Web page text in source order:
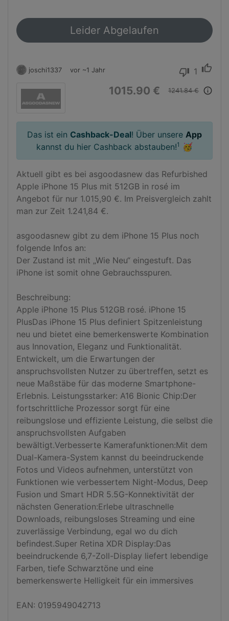
Leider Abgelaufen
joschi1337 vor ~1 Jahr thumb_down 1 thumb_up
1015.90 € 1241.84 € info_outline
Das ist ein Cashback-Deal! Über unsere App
kannst du hier Cashback abstauben!1 🥳
Aktuell gibt es bei asgoodasnew das Refurbished
Apple iPhone 15 Plus mit 512GB in rosé im
Angebot für nur 1.015,90 €. Im Preisvergleich zahlt
man zur Zeit 1.241,84 €.
asgoodasnew gibt zu dem iPhone 15 Plus noch
folgende Infos an:
Der Zustand ist mit „Wie Neu“ eingestuft. Das
iPhone ist somit ohne Gebrauchsspuren.
Beschreibung:
Apple iPhone 15 Plus 512GB rosé. iPhone 15
PlusDas iPhone 15 Plus definiert Spitzenleistung
neu und bietet eine bemerkenswerte Kombination
aus Innovation, Eleganz und Funktionalität.
Entwickelt, um die Erwartungen der
anspruchsvollsten Nutzer zu übertreffen, setzt es
neue Maßstäbe für das moderne Smartphone-
Erlebnis. Leistungsstarker: A16 Bionic Chip:Der
fortschrittliche Prozessor sorgt für eine
reibungslose und effiziente Leistung, die selbst die
anspruchsvollsten Aufgaben
bewältigt.Verbesserte Kamerafunktionen:Mit dem
Dual-Kamera-System kannst du beeindruckende
Fotos und Videos aufnehmen, unterstützt von
Funktionen wie verbessertem Night-Modus, Deep
Fusion und Smart HDR 5.5G-Konnektivität der
nächsten Generation:Erlebe ultraschnelle
Downloads, reibungsloses Streaming und eine
zuverlässige Verbindung, egal wo du dich
befindest.Super Retina XDR Display:Das
beeindruckende 6,7-Zoll-Display liefert lebendige
Farben, tiefe Schwarztöne und eine
bemerkenswerte Helligkeit für ein immersives
EAN: 0195949042713